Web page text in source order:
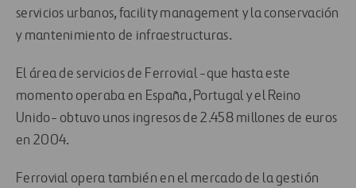
servicios urbanos, facility management y la conservación
y mantenimiento de infraestructuras.
El área de servicios de Ferrovial -que hasta este
momento operaba en España, Portugal y el Reino
Unido- obtuvo unos ingresos de 2.458 millones de euros
en 2004.
Ferrovial opera también en el mercado de la gestión